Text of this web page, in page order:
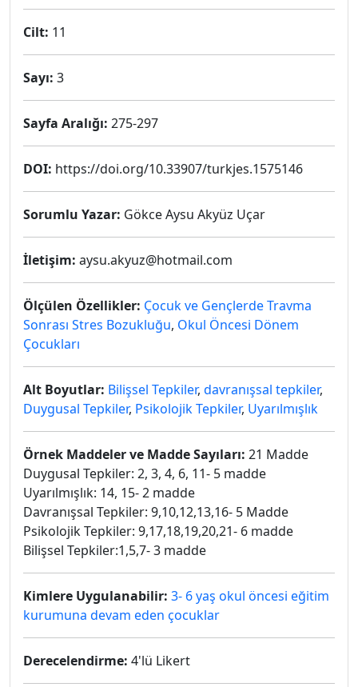
Cilt: 11
Sayı: 3
Sayfa Aralığı: 275-297
DOI: https://doi.org/10.33907/turkjes.1575146
Sorumlu Yazar: Gökce Aysu Akyüz Uçar
İletişim: aysu.akyuz@hotmail.com
Ölçülen Özellikler: Çocuk ve Gençlerde Travma
Sonrası Stres Bozukluğu, Okul Öncesi Dönem
Çocukları
Alt Boyutlar: Bilişsel Tepkiler, davranışsal tepkiler,
Duygusal Tepkiler, Psikolojik Tepkiler, Uyarılmışlık
Örnek Maddeler ve Madde Sayıları: 21 Madde
Duygusal Tepkiler: 2, 3, 4, 6, 11- 5 madde
Uyarılmışlık: 14, 15- 2 madde
Davranışsal Tepkiler: 9,10,12,13,16- 5 Madde
Psikolojik Tepkiler: 9,17,18,19,20,21- 6 madde
Bilişsel Tepkiler:1,5,7- 3 madde
Kimlere Uygulanabilir: 3- 6 yaş okul öncesi eğitim
kurumuna devam eden çocuklar
Derecelendirme: 4'lü Likert